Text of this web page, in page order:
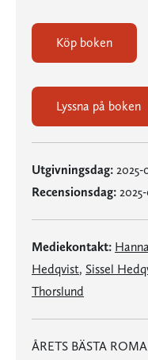
Köp boken
Lyssna på boken
Utgivningsdag: 2025-
Recensionsdag:
Mediekontakt:
Hedqvist, Sissel
Thorslund
ÅRETS BÄSTA